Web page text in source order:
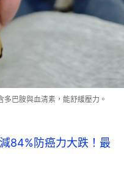
巴胺與血清素，能舒緩壓力。
84%防癌力大跌！最